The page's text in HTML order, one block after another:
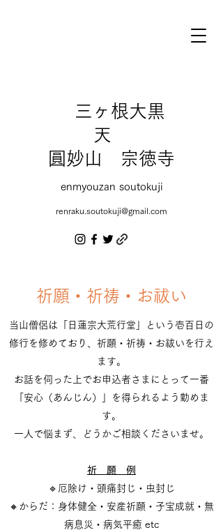
三ヶ根大黒
天
圓妙山 宗徳寺
enmyouzan soutokuji
renraku.soutokuji@gmail.com
​祈願・祈祷・お祓い
当山僧侶は「日蓮宗大荒行堂」という壱百日の
修行を修めており、祈願・祈祷・お祓いを行え
ます。
お話を伺った上でお申込者さまにとって一番
「安心（あんじん）」を得られるよう勤めま
す。
一人で悩まず、どうかご相談くださいませ。
祈 願 例
🔹厄除け・頭痛封じ・虫封じ
🔸からだ：身体健全・安産祈願・子宝成就・無
病息災・病気平癒 etc